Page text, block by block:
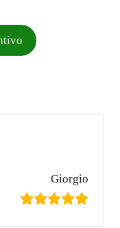
Giorgio